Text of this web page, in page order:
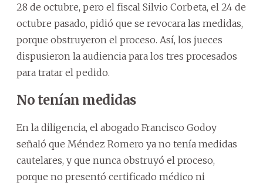
28 de octubre, pero el fiscal Silvio Corbeta, el 24 de
octubre pasado, pidió que se revocara las medidas,
porque obstruyeron el proceso. Así, los jueces
dispusieron la audiencia para los tres procesados
para tratar el pedido.
No tenían medidas
En la diligencia, el abogado Francisco Godoy
señaló que Méndez Romero ya no tenía medidas
cautelares, y que nunca obstruyó el proceso,
porque no presentó certificado médico ni